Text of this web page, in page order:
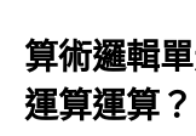
何
參
算術邏輯
運算運算？